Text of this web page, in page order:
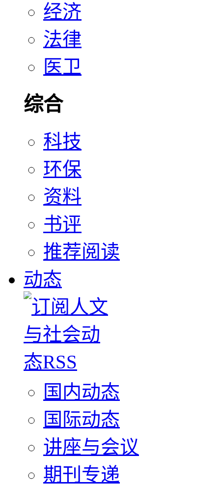
经济
法律
医卫
综合
科技
环保
资料
书评
推荐阅读
动态
国内动态
国际动态
讲座与会议
期刊专递